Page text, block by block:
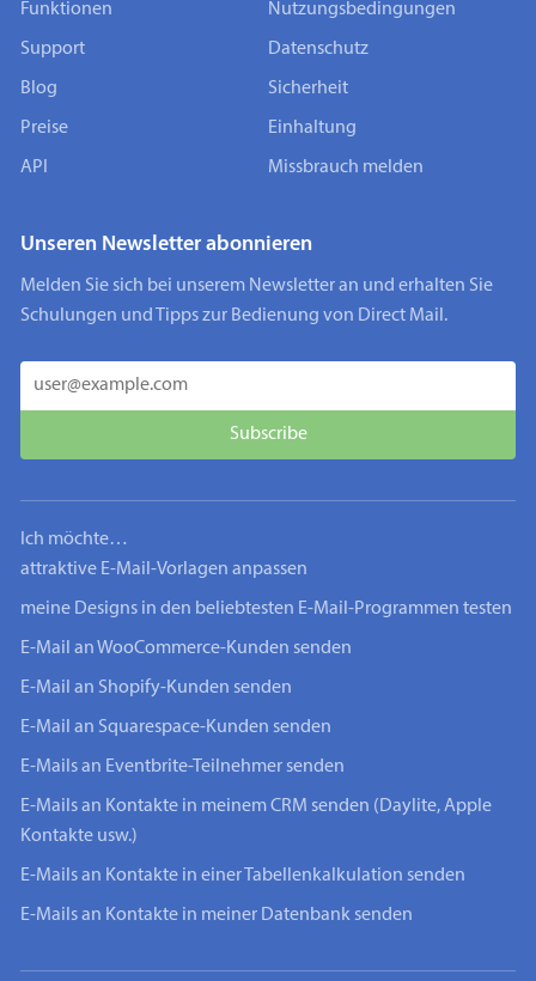
Funktionen
Support
Blog
Preise
API
Nutzungsbedingungen
Datenschutz
Sicherheit
Einhaltung
Missbrauch melden
Unseren Newsletter abonnieren
Melden Sie sich bei unserem Newsletter an und erhalten Sie
Schulungen und Tipps zur Bedienung von Direct Mail.
Ich möchte…
attraktive E-Mail-Vorlagen anpassen
meine Designs in den beliebtesten E-Mail-Programmen testen
E-Mail an WooCommerce-Kunden senden
E-Mail an Shopify-Kunden senden
E-Mail an Squarespace-Kunden senden
E-Mails an Eventbrite-Teilnehmer senden
E-Mails an Kontakte in meinem CRM senden (Daylite, Apple
Kontakte usw.)
E-Mails an Kontakte in einer Tabellenkalkulation senden
E-Mails an Kontakte in meiner Datenbank senden